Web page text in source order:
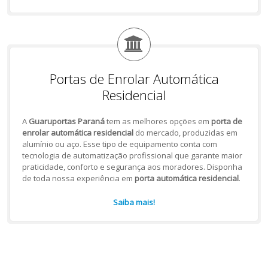
Portas de Enrolar Automática
Residencial
A Guaruportas Paranátem as melhores opções em porta de
enrolar automática residencialdo mercado, produzidas em
alumínio ou aço. Esse tipo de equipamento conta com
tecnologia de automatização profissional que garante maior
praticidade, conforto e segurança aos moradores. Disponha
de toda nossa experiência em porta automática residencial.
Saiba mais!